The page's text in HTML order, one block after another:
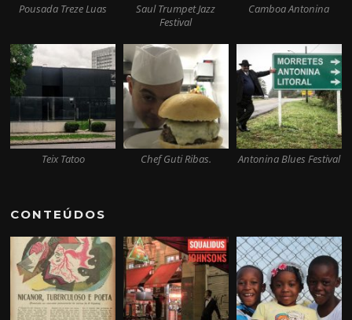
Pousada Treze Luas
Saul Trumpet Jazz
Festival
Camboa Antonina
Teix Tatoo Chef Guti Ribas. Antonina Blues Festival
CONTEÚDOS